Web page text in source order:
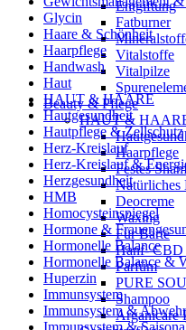
Entgiftung
Fatburner
Vitalstoffe
Vitalpilze
Beauty & Pflege
HAUT &
Haarpflege
Festes
Natürliches
Deocreme
Waxing
Für Bärte
Hanf- CBD
Parfüm
PURE
Shampoo
Arganicare
Glycin
Haare & Schönheit
Haarpflege
Handwash
Haut
HAUT & HAARE
Hautgesundheit
Hautpflege & Zellschutz
Herz-Kreislauf
Herz-Kreislauf &
Herzgesundheit
HMB
Homocysteinspiegel
Hormone &
Hormonelle Balance
Hormonelle Balance &
Huperzin
Immunsystem
Immunsystem & Abwehr